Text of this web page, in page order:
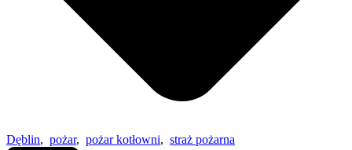
Dęblin, pożar, pożar kotłowni, straż pożarna